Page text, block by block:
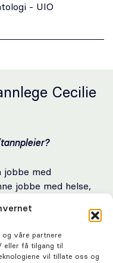
og våre partnere
få tilgang til
vil tillate oss og
- UIO
Cecilie
jobbe med
jobbe med helse,
helsevesenet.
og startet
er også veldig opptatt